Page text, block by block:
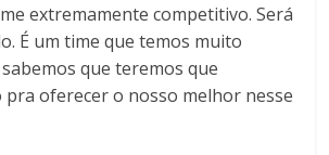
extremamente competitivo. Será
É um time que temos muito
que teremos que
oferecer o nosso melhor nesse